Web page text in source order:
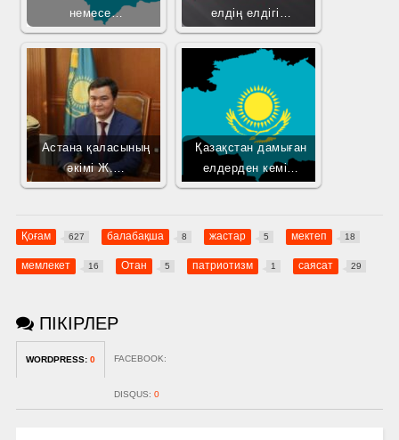
немесе…
елдің елдігі…
Астана қаласының
әкімі Ж.…
Қазақстан дамыған
елдерден кемі…
Қоғам 627 балабақша 8 жастар 5 мектеп 18
мемлекет 16 Отан 5 патриотизм 1 саясат 29
ПІКІРЛЕР
WORDPRESS: 0 FACEBOOK:
DISQUS: 0